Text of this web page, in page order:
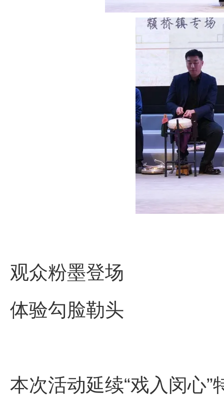
观众粉墨登场
体验勾脸勒头
本次活动延续“戏入闵心